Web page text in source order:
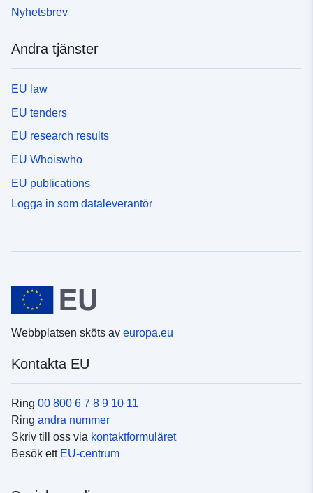
Nyhetsbrev
Andra tjänster
EU law
EU tenders
EU research results
EU Whoiswho
EU publications
Logga in som dataleverantör
Webbplatsen sköts av europa.eu
Kontakta EU
Ring 00 800 6 7 8 9 10 11
Ring andra nummer
Skriv till oss via kontaktformuläret
Besök ett EU-centrum